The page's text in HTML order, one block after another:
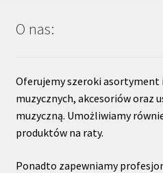
O nas:
Oferujemy szeroki
muzycznych, akcesoriów oraz
muzyczną. Umożliwiamy
produktów na raty.
Ponadto zapewniamy